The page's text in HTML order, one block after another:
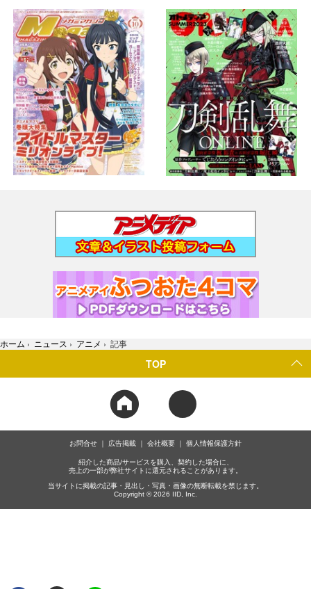
ホーム › ニュース › アニメ › 記事
TOP
お問合せ 広告掲載 会社概要 個人情報保護方針
紹介した商品/サービスを購入、契約した場合に、
売上の一部が弊社サイトに還元されることがあります。
当サイトに掲載の記事・見出し・写真・画像の無断転載を禁じます。
Copyright © 2026 IID, Inc.